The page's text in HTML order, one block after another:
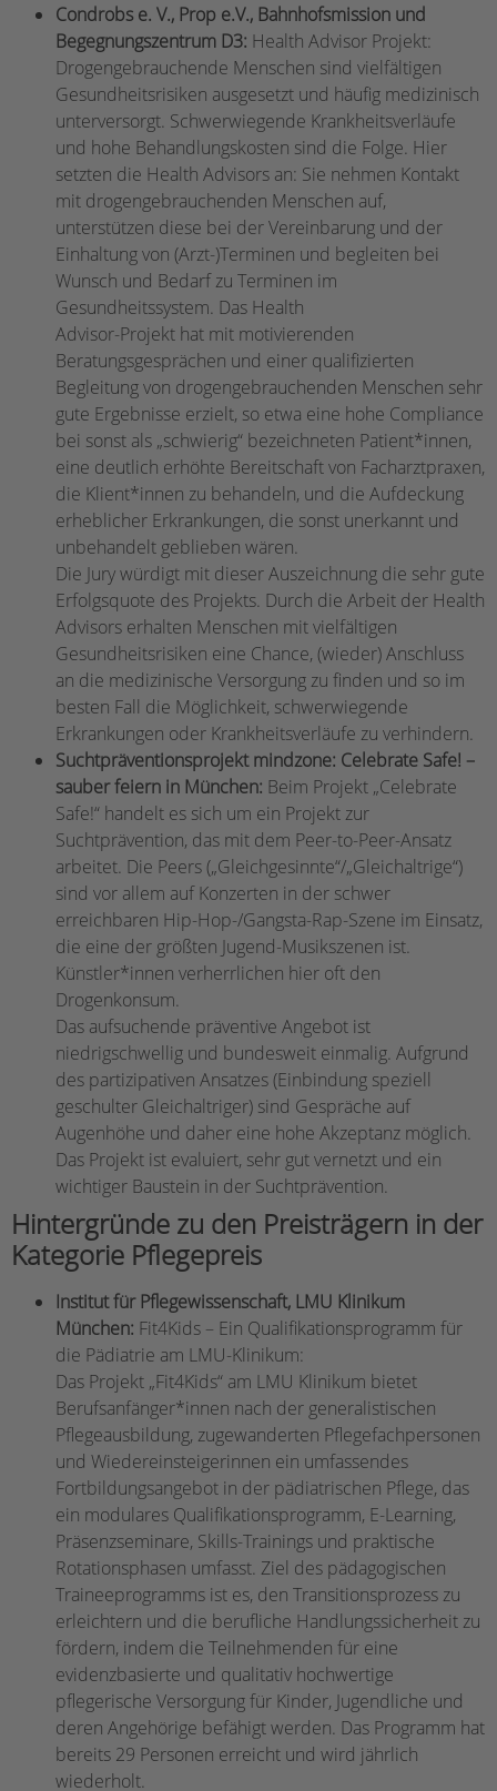
Condrobs e. V., Prop e.V., Bahnhofsmission und
Begegnungszentrum D3: Health Advisor Projekt:
Drogengebrauchende Menschen sind vielfältigen
Gesundheitsrisiken ausgesetzt und häufig medizinisch
unterversorgt. Schwerwiegende Krankheitsverläufe
und hohe Behandlungskosten sind die Folge. Hier
setzten die Health Advisors an: Sie nehmen Kontakt
mit drogengebrauchenden Menschen auf,
unterstützen diese bei der Vereinbarung und der
Einhaltung von (Arzt-)Terminen und begleiten bei
Wunsch und Bedarf zu Terminen im
Gesundheitssystem. Das Health
Advisor-Projekt hat mit motivierenden
Beratungsgesprächen und einer qualifizierten
Begleitung von drogengebrauchenden Menschen sehr
gute Ergebnisse erzielt, so etwa eine hohe Compliance
bei sonst als „schwierig“ bezeichneten Patient*innen,
eine deutlich erhöhte Bereitschaft von Facharztpraxen,
die Klient*innen zu behandeln, und die Aufdeckung
erheblicher Erkrankungen, die sonst unerkannt und
unbehandelt geblieben wären.
Die Jury würdigt mit dieser Auszeichnung die sehr gute
Erfolgsquote des Projekts. Durch die Arbeit der Health
Advisors erhalten Menschen mit vielfältigen
Gesundheitsrisiken eine Chance, (wieder) Anschluss
an die medizinische Versorgung zu finden und so im
besten Fall die Möglichkeit, schwerwiegende
Erkrankungen oder Krankheitsverläufe zu verhindern.
Suchtpräventionsprojekt mindzone: Celebrate Safe! –
sauber feiern in München: Beim Projekt „Celebrate
Safe!“ handelt es sich um ein Projekt zur
Suchtprävention, das mit dem Peer-to-Peer-Ansatz
arbeitet. Die Peers („Gleichgesinnte“/„Gleichaltrige“)
sind vor allem auf Konzerten in der schwer
erreichbaren Hip-Hop-/Gangsta-Rap-Szene im Einsatz,
die eine der größten Jugend-Musikszenen ist.
Künstler*innen verherrlichen hier oft den
Drogenkonsum.
Das aufsuchende präventive Angebot ist
niedrigschwellig und bundesweit einmalig. Aufgrund
des partizipativen Ansatzes (Einbindung speziell
geschulter Gleichaltriger) sind Gespräche auf
Augenhöhe und daher eine hohe Akzeptanz möglich.
Das Projekt ist evaluiert, sehr gut vernetzt und ein
wichtiger Baustein in der Suchtprävention.
Hintergründe zu den Preisträgern in der
Kategorie Pflegepreis
Institut für Pflegewissenschaft, LMU Klinikum
München: Fit4Kids – Ein Qualifikationsprogramm für
die Pädiatrie am LMU-Klinikum:
Das Projekt „Fit4Kids“ am LMU Klinikum bietet
Berufsanfänger*innen nach der generalistischen
Pflegeausbildung, zugewanderten Pflegefachpersonen
und Wiedereinsteigerinnen ein umfassendes
Fortbildungsangebot in der pädiatrischen Pflege, das
ein modulares Qualifikationsprogramm, E-Learning,
Präsenzseminare, Skills-Trainings und praktische
Rotationsphasen umfasst. Ziel des pädagogischen
Traineeprogramms ist es, den Transitionsprozess zu
erleichtern und die berufliche Handlungssicherheit zu
fördern, indem die Teilnehmenden für eine
evidenzbasierte und qualitativ hochwertige
pflegerische Versorgung für Kinder, Jugendliche und
deren Angehörige befähigt werden. Das Programm hat
bereits 29 Personen erreicht und wird jährlich
wiederholt.